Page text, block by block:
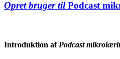
Opret bruger tilPodcast
Introduktion af Podcast